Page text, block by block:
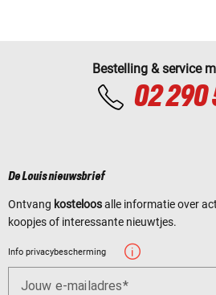
Bestelling & service
02 290
De Louis nieuwsbrief
Ontvang kosteloosalle informatie over
koopjes of interessante nieuwtjes.
Info privacybescherming
Jouw e-mailadres